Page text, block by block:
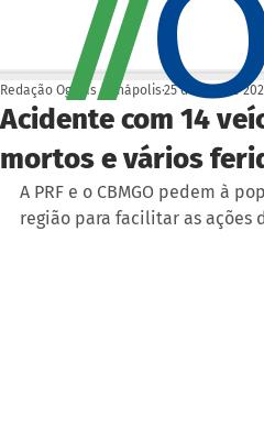
Acidente com 14
mortos e vários
Redação Ogoiás | Anápolis 25 de set. de
A PRF e o CBMGO pedem à
região para facilitar as ações